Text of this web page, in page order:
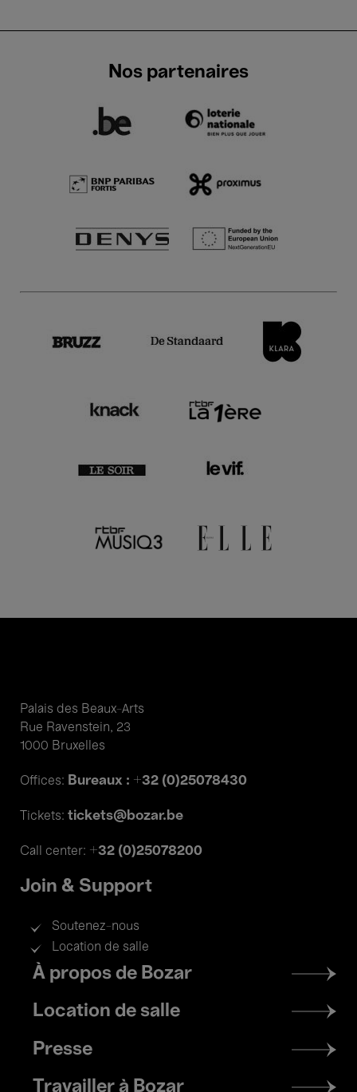
Nos partenaires
Palais des Beaux-Arts
Rue Ravenstein, 23
1000 Bruxelles
Offices: Bureaux : +32 (0)25078430
Tickets: tickets@bozar.be
Call center: +32 (0)25078200
Join & Support
Soutenez-nous
Location de salle
Footer
menu
À propos de Bozar
Location de salle
Presse
Travailler à Bozar